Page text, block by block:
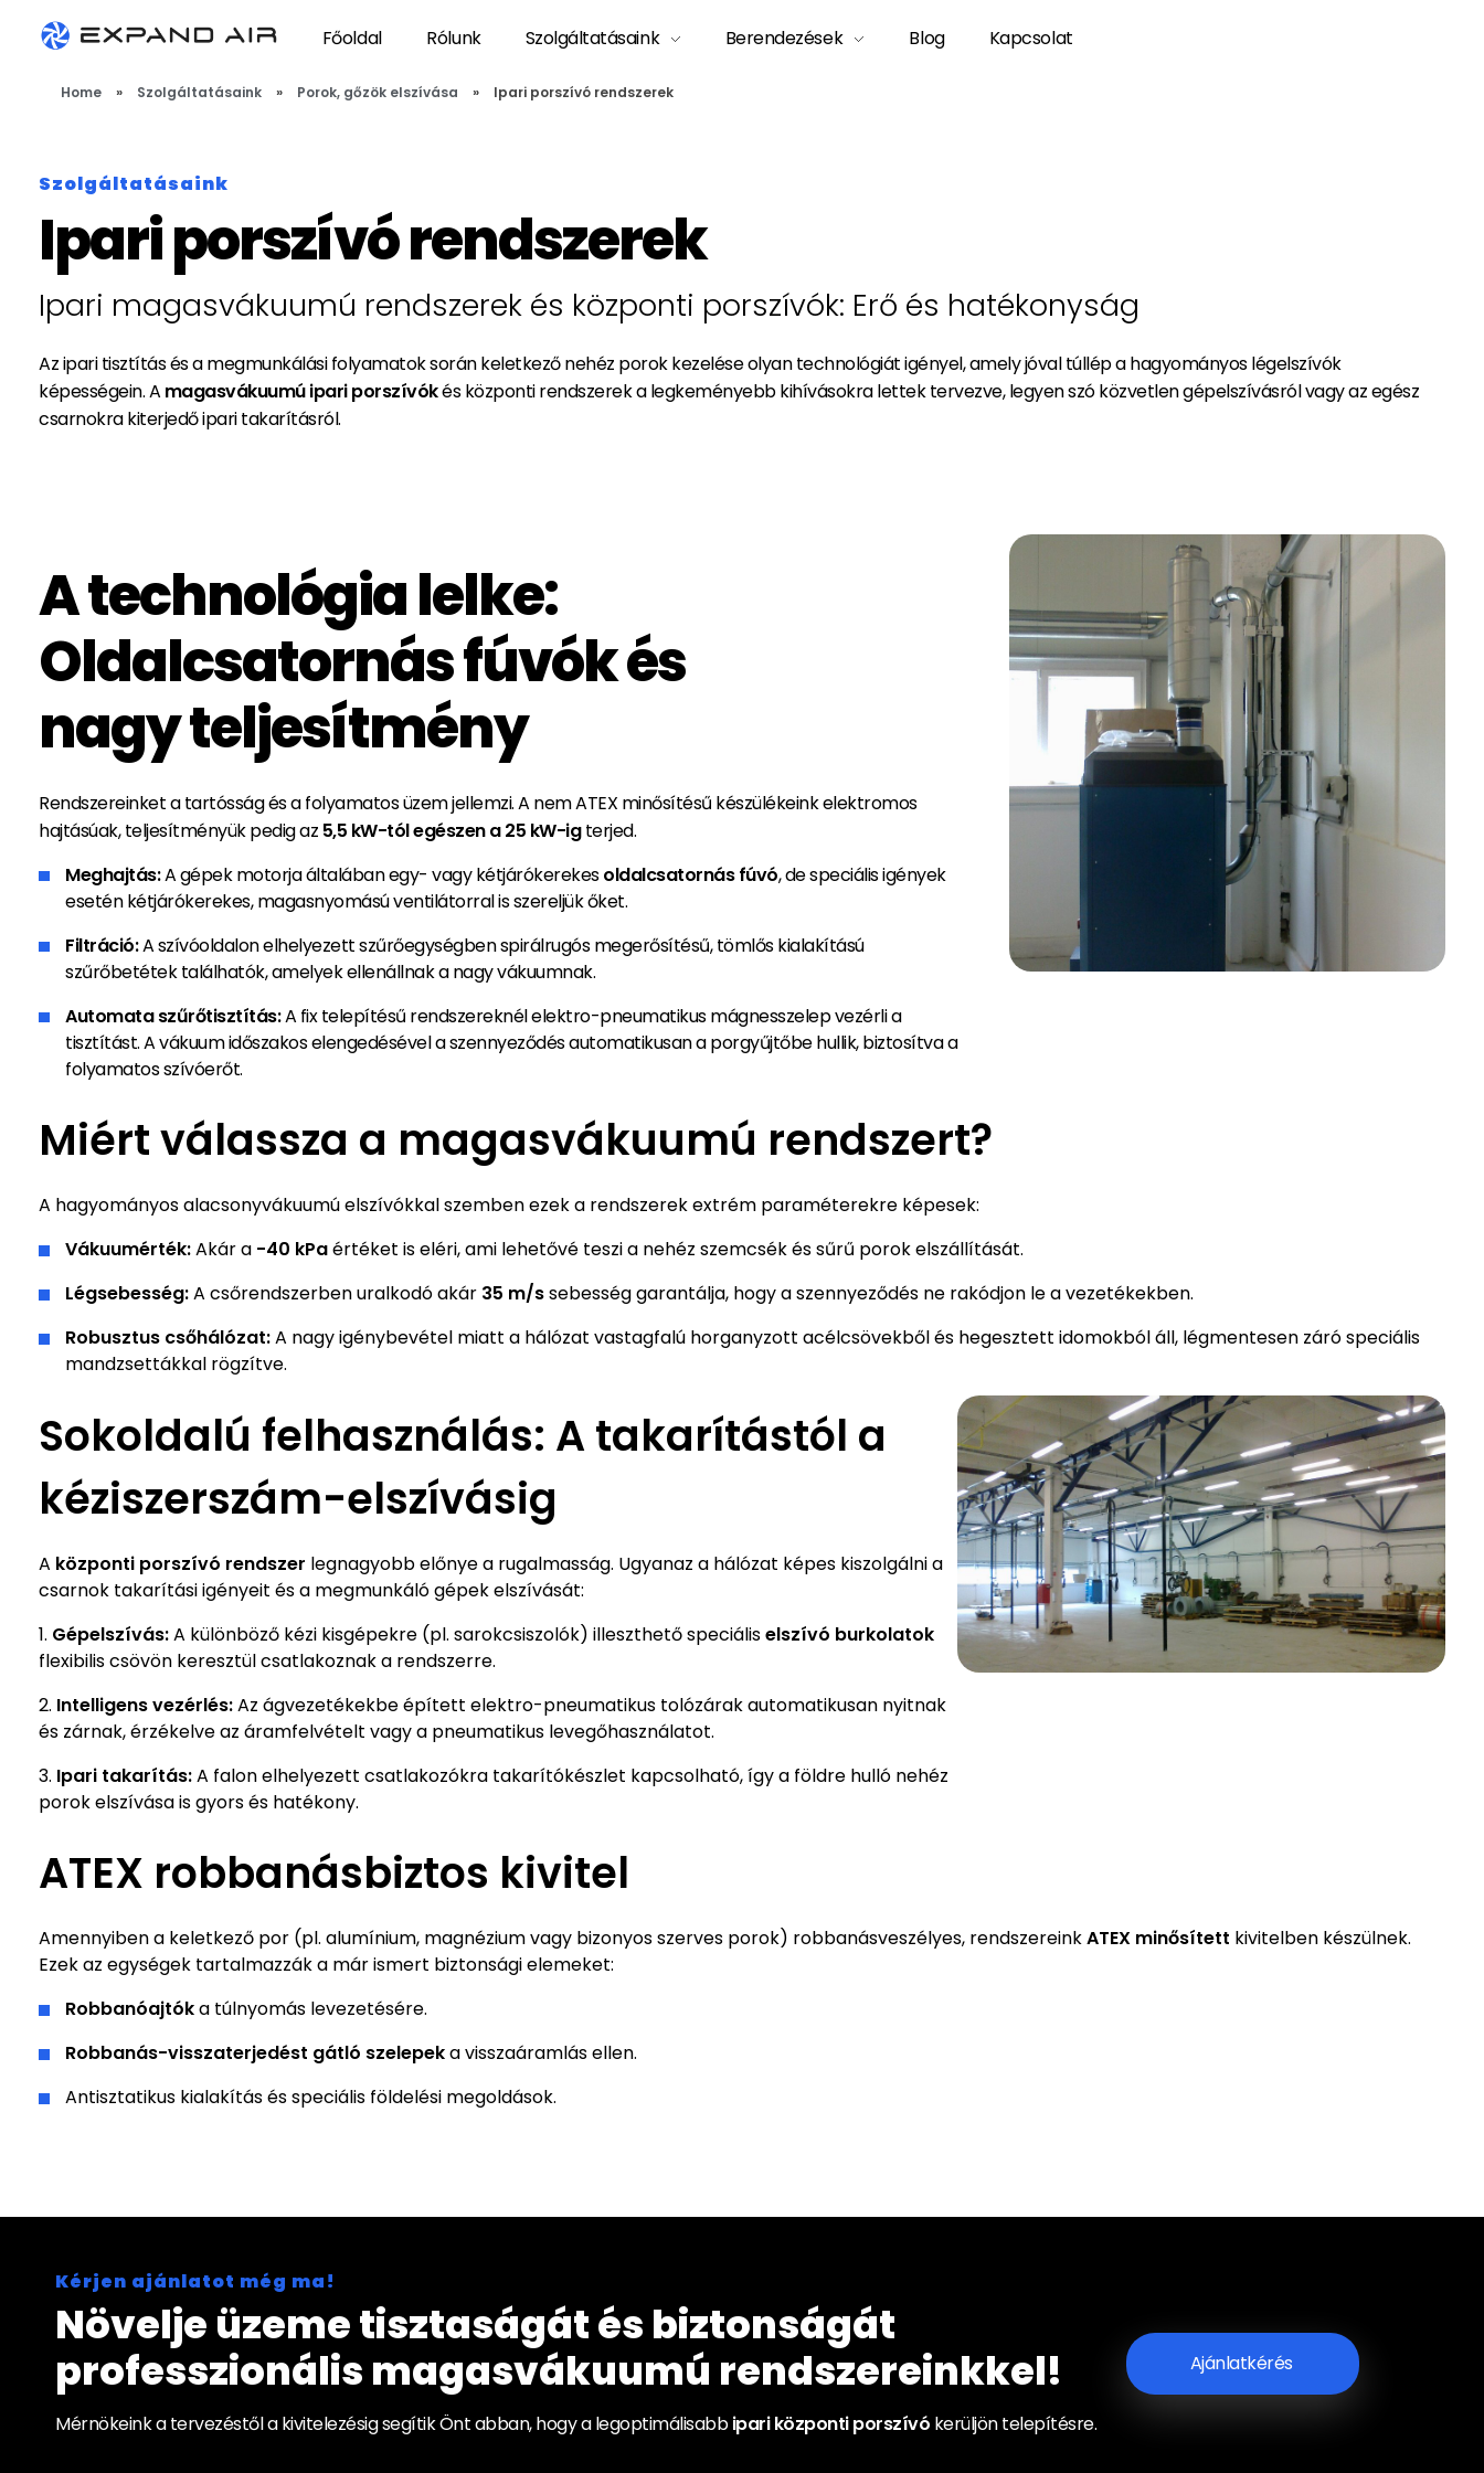
Főoldal Rólunk Szolgáltatásaink Berendezések Blog Kapcsolat
Home » Szolgáltatásaink » Porok, gőzök elszívása » Ipari porszívó rendszerek
Szolgáltatásaink
Ipari porszívó rendszerek
Ipari magasvákuumú rendszerek és központi porszívók: Erő és hatékonyság
Az ipari tisztítás és a megmunkálási folyamatok során keletkező nehéz porok kezelése olyan technológiát igényel, amely jóval túllép a hagyományos légelszívók
képességein. A magasvákuumú ipari porszívókés központi rendszerek a legkeményebb kihívásokra lettek tervezve, legyen szó közvetlen gépelszívásról vagy az egész
csarnokra kiterjedő ipari takarításról.
A technológia lelke:
Oldalcsatornás fúvók és
nagy teljesítmény
Rendszereinket a tartósság és a folyamatos üzem jellemzi. A nem ATEX minősítésű készülékeink elektromos
hajtásúak, teljesítményük pedig az 5,5 kW-tól egészen a 25 kW-igterjed.
Meghajtás:A gépek motorja általában egy- vagy kétjárókerekesoldalcsatornás fúvó, de speciális igények
esetén kétjárókerekes, magasnyomású ventilátorral is szereljük őket.
Filtráció:A szívóoldalon elhelyezett szűrőegységben spirálrugós megerősítésű, tömlős kialakítású
szűrőbetétek találhatók, amelyek ellenállnak a nagy vákuumnak.
Automata szűrőtisztítás:A fix telepítésű rendszereknél elektro-pneumatikus mágnesszelep vezérli a
tisztítást. A vákuum időszakos elengedésével a szennyeződés automatikusan a porgyűjtőbe hullik, biztosítva a
folyamatos szívóerőt.
Miért válassza a magasvákuumú rendszert?
A hagyományos alacsonyvákuumú elszívókkal szemben ezek a rendszerek extrém paraméterekre képesek:
Vákuumérték:Akár a -40 kPaértéket is eléri, ami lehetővé teszi a nehéz szemcsék és sűrű porok elszállítását.
Légsebesség:A csőrendszerben uralkodó akár 35 m/ssebesség garantálja, hogy a szennyeződés ne rakódjon le a vezetékekben.
Robusztus csőhálózat:A nagy igénybevétel miatt a hálózat vastagfalú horganyzott acélcsövekből és hegesztett idomokból áll, légmentesen záró speciális
mandzsettákkal rögzítve.
Sokoldalú felhasználás: A takarítástól a
kéziszerszám-elszívásig
A központi porszívó rendszer legnagyobb előnye a rugalmasság. Ugyanaz a hálózat képes kiszolgálni a
csarnok takarítási igényeit és a megmunkáló gépek elszívását:
Gépelszívás:A különböző kézi kisgépekre (pl. sarokcsiszolók) illeszthető speciáliselszívó burkolatok
flexibilis csövön keresztül csatlakoznak a rendszerre.
Intelligens vezérlés:Az ágvezetékekbe épített elektro-pneumatikus tolózárak automatikusan nyitnak
és zárnak, érzékelve az áramfelvételt vagy a pneumatikus levegőhasználatot.
Ipari takarítás:A falon elhelyezett csatlakozókra takarítókészlet kapcsolható, így a földre hulló nehéz
porok elszívása is gyors és hatékony.
ATEX robbanásbiztos kivitel
Amennyiben a keletkező por (pl. alumínium, magnézium vagy bizonyos szerves porok) robbanásveszélyes, rendszereinkATEX minősített kivitelben készülnek.
Ezek az egységek tartalmazzák a már ismert biztonsági elemeket:
Robbanóajtóka túlnyomás levezetésére.
Robbanás-visszaterjedést gátló szelepeka visszaáramlás ellen.
Antisztatikus kialakítás és speciális földelési megoldások.
Kérjen ajánlatot még ma!
Növelje üzeme tisztaságát és biztonságát
professzionális magasvákuumú rendszereinkkel!
Mérnökeink a tervezéstől a kivitelezésig segítik Önt abban, hogy a legoptimálisabbipari központi porszívó kerüljön telepítésre.
Ajánlatkérés